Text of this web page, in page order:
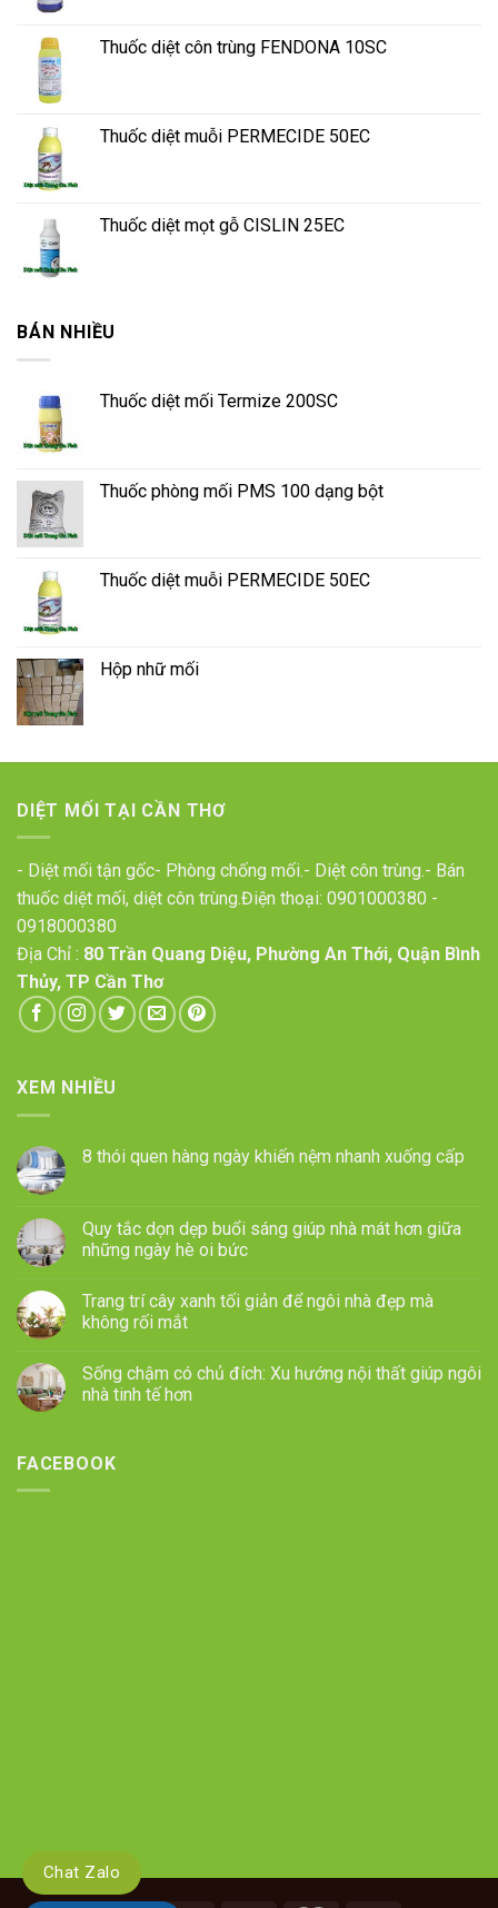
Thuốc diệt côn trùng FENDONA 10SC
Thuốc diệt muỗi PERMECIDE 50EC
Thuốc diệt mọt gỗ CISLIN 25EC
BÁN NHIỀU
Thuốc diệt mối Termize 200SC
Thuốc phòng mối PMS 100 dạng bột
Thuốc diệt muỗi PERMECIDE 50EC
Hộp nhữ mối
DIỆT MỐI TẠI CẦN THƠ
- Diệt mối tận gốc- Phòng chống mối.- Diệt côn trùng.- Bán
thuốc diệt mối, diệt côn trùng.Điện thoại: 0901000380 -
0918000380
Địa Chỉ : 80 Trần Quang Diệu, Phường An Thới, Quận Bình
Thủy, TP Cần Thơ
XEM NHIỀU
8 thói quen hàng ngày khiến nệm nhanh xuống cấp
Quy tắc dọn dẹp buổi sáng giúp nhà mát hơn giữa
những ngày hè oi bức
Trang trí cây xanh tối giản để ngôi nhà đẹp mà
không rối mắt
Sống chậm có chủ đích: Xu hướng nội thất giúp ngôi
nhà tinh tế hơn
FACEBOOK
Chat Zalo